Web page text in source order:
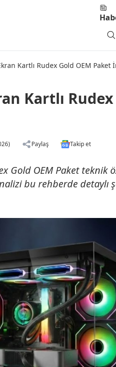
Kartlı Rudex Gold OEM Paket
Kartlı
Paylaş Takip et
Gold OEM Paket teknik
bu rehberde detaylı